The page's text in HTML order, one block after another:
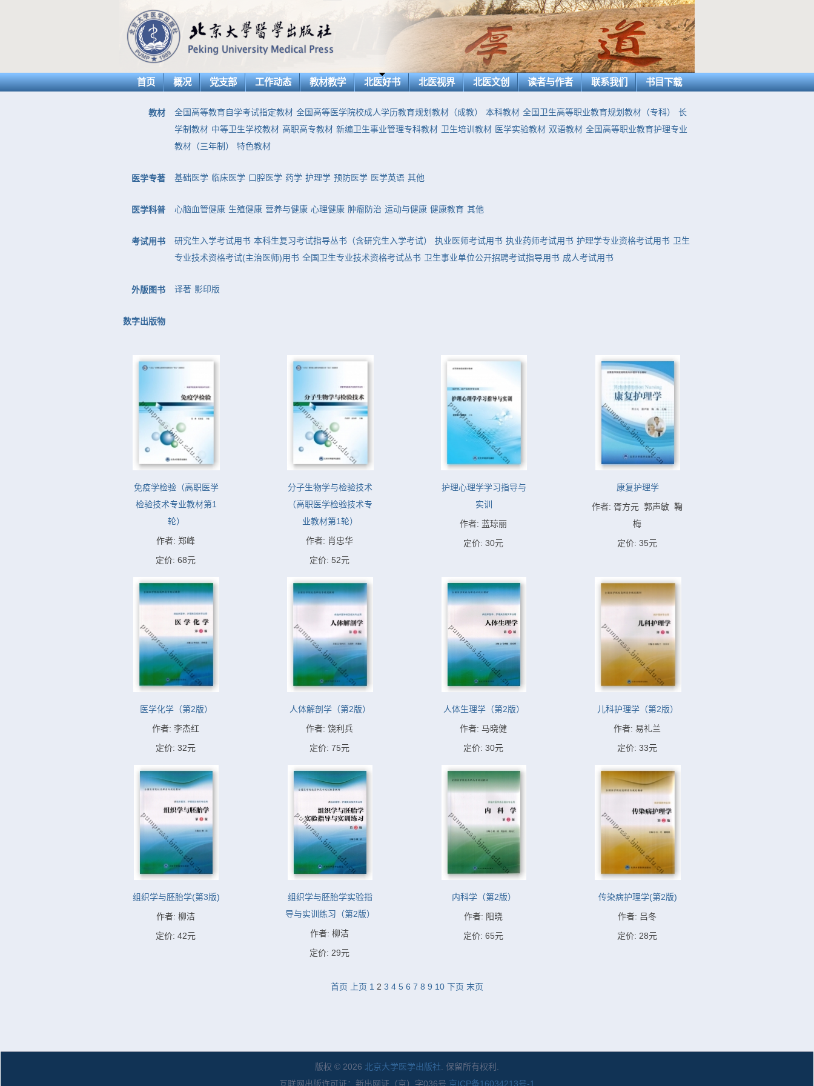
首页 概况 党支部 工作动态 教材教学 北医好书 北医视界 北医文创 读者与作者 联系我们 书目下载
教材 全国高等教育自学考试指定教材 全国高等医学院校成人学历教育规划教材（成教） 本科教材 全国卫生高等职业教育规划教材（专科）
长
学制教材 中等卫生学校教材 高职高专教材 新编卫生事业管理专科教材 卫生培训教材 医学实验教材 双语教材 全国高等职业教育护理专业
教材（三年制）
特色教材
医学专著 基础医学 临床医学 口腔医学 药学 护理学 预防医学 医学英语 其他
医学科普 心脑血管健康 生殖健康 营养与健康 心理健康 肿瘤防治 运动与健康 健康教育 其他
考试用书 研究生入学考试用书 本科生复习考试指导丛书（含研究生入学考试） 执业医师考试用书 执业药师考试用书 护理学专业资格考试用书 卫生
专业技术资格考试(主治医师)用书 全国卫生专业技术资格考试丛书 卫生事业单位公开招聘考试指导用书 成人考试用书
外版图书 译著 影印版
数字出版物
免疫学检验（高职医学
检验技术专业教材第1
轮）
作者: 郑峰
定价: 68元
分子生物学与检验技术
（高职医学检验技术专
业教材第1轮）
作者: 肖忠华
定价: 52元
护理心理学学习指导与
实训
作者: 蓝琼丽
定价: 30元
康复护理学
作者: 胥方元  郭声敏  鞠
梅
定价: 35元
医学化学（第2版）
作者: 李杰红
定价: 32元
人体解剖学（第2版）
作者: 饶利兵
定价: 75元
人体生理学（第2版）
作者: 马晓健
定价: 30元
儿科护理学（第2版）
作者: 易礼兰
定价: 33元
组织学与胚胎学(第3版)
作者: 柳洁
定价: 42元
组织学与胚胎学实验指
导与实训练习（第2版）
作者: 柳洁
定价: 29元
内科学（第2版）
作者: 阳晓
定价: 65元
传染病护理学(第2版)
作者: 吕冬
定价: 28元
首页 上页 1 2 3 4 5 6 7 8 9 10 下页 末页
版权 © 2026 北京大学医学出版社 . 保留所有权利.
互联网出版许可证：新出网证（京）字036号 京ICP备16034213号-1